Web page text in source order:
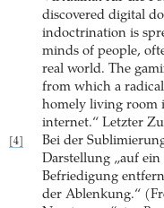
discovered digital
indoctrination is
minds of people,
real world. The
from which a
homely living room
internet.“ Letzter
[4]
Bei der
Darstellung „auf
Befriedigung
der Ablenkung.“